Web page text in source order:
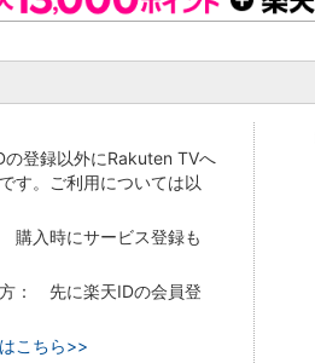
登録以外にRakuten TVへ
す。ご利用については以
購入時にサービス登録も
： 先に楽天IDの会員登
こちら>>